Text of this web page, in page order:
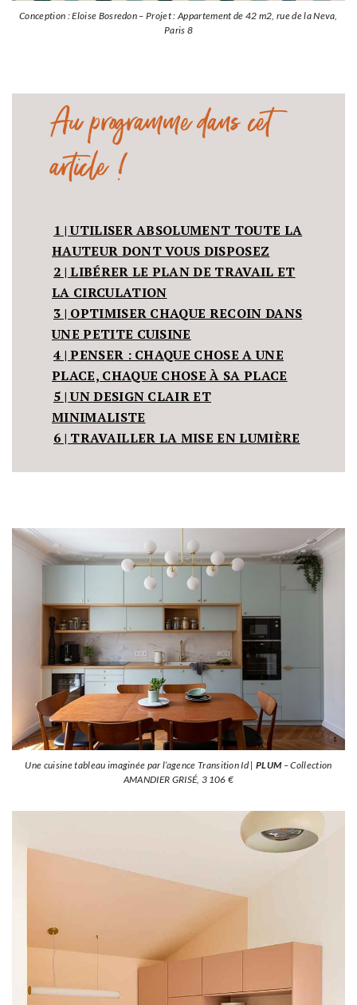
Conception : Eloise Bosredon – Projet : Appartement de 42 m2, rue de la Neva,
Paris 8
Au programme dans cet
article !
1 | UTILISER ABSOLUMENT TOUTE LA
HAUTEUR DONT VOUS DISPOSEZ
2 | LIBÉRER LE PLAN DE TRAVAIL ET
LA CIRCULATION
3 | OPTIMISER CHAQUE RECOIN DANS
UNE PETITE CUISINE
4 | PENSER : CHAQUE CHOSE A UNE
PLACE, CHAQUE CHOSE À SA PLACE
5 | UN DESIGN CLAIR ET
MINIMALISTE
6 | TRAVAILLER LA MISE EN LUMIÈRE
Une cuisine tableau imaginée par l’agence Transition Id |PLUM– Collection
AMANDIER GRISÉ, 3 106 €